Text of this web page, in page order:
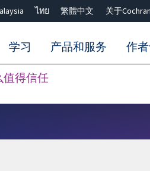
ไทย 繁體中文 关于
值得信任
学习 产品和服务 作